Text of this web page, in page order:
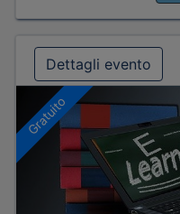
Dettagli evento
Gratuito